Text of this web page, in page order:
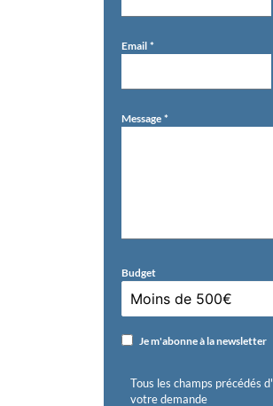
Email
Message
Budget
Je m'abonne à la newsletter
Tous les champs précédés
votre demande